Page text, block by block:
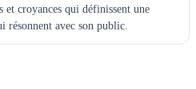
et croyances qui définissent une
résonnent avec son public.